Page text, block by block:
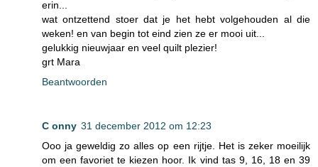
erin...
wat ontzettend stoer dat je het hebt volgehouden al die
weken! en van begin tot eind zien ze er mooi uit...
gelukkig nieuwjaar en veel quilt plezier!
grt Mara
Beantwoorden
C onny 31 december 2012 om 12:23
Ooo ja geweldig zo alles op een rijtje. Het is zeker moeilijk
om een favoriet te kiezen hoor. Ik vind tas 9, 16, 18 en 39